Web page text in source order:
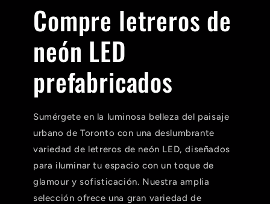
Compre letreros de
neón LED
prefabricados
Sumérgete en la luminosa belleza del paisaje
urbano de Toronto con una deslumbrante
variedad de letreros de neón LED, diseñados
para iluminar tu espacio con un toque de
glamour y sofisticación. Nuestra amplia
selección ofrece una gran variedad de